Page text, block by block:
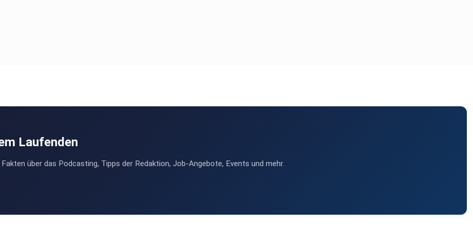
Laufenden
über das Podcasting, Tipps der Redaktion, Job-Angebote, Events und mehr.